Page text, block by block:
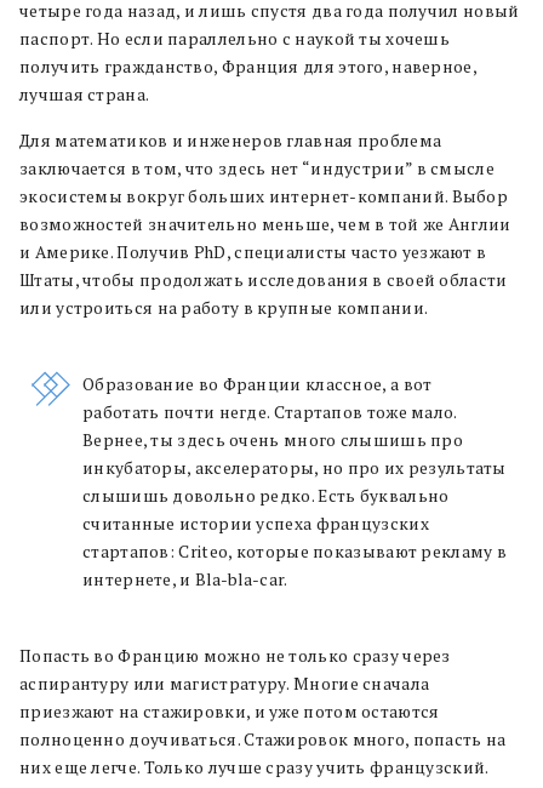
четыре года назад, и лишь спустя два года получил новый
паспорт. Но если параллельно с наукой ты хочешь
получить гражданство, Франция для этого, наверное,
лучшая страна.
Для математиков и инженеров главная проблема
заключается в том, что здесь нет “индустрии” в смысле
экосистемы вокруг больших интернет-компаний. Выбор
возможностей значительно меньше, чем в той же Англии
и Америке. Получив PhD, специалисты часто уезжают в
Штаты, чтобы продолжать исследования в своей области
или устроиться на работу в крупные компании.
Образование во Франции классное, а вот
работать почти негде. Стартапов тоже мало.
Вернее, ты здесь очень много слышишь про
инкубаторы, акселераторы, но про их результаты
слышишь довольно редко. Есть буквально
считанные истории успеха французских
стартапов: Criteo, которые показывают рекламу в
интернете, и Bla-bla-car.
Попасть во Францию можно не только сразу через
аспирантуру или магистратуру. Многие сначала
приезжают на стажировки, и уже потом остаются
полноценно доучиваться. Стажировок много, попасть на
них еще легче. Только лучше сразу учить французский.